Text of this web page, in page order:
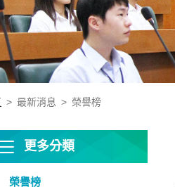
> 最新消息 > 榮譽榜
更多分類
榮譽榜